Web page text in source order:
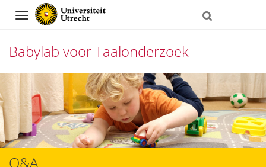
Navigation
Babylab voor Taalonderzoek
Direct
naar
het
inhoud
Q&A